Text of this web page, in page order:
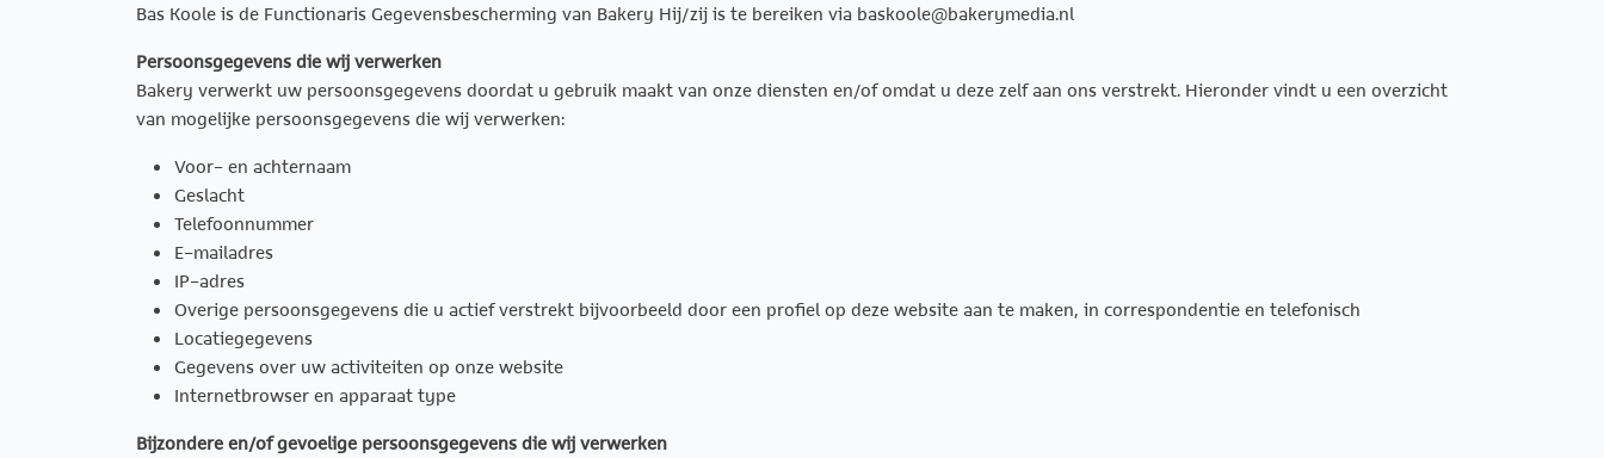
Bas Koole is de Functionaris Gegevensbescherming van Bakery Hij/zij is te bereiken via baskoole@bakerymedia.nl
Persoonsgegevens die wij verwerken
Bakery verwerkt uw persoonsgegevens doordat u gebruik maakt van onze diensten en/of omdat u deze zelf aan ons verstrekt. Hieronder vindt u een overzicht
van mogelijke persoonsgegevens die wij verwerken:
Voor- en achternaam
Geslacht
Telefoonnummer
E-mailadres
IP-adres
Overige persoonsgegevens die u actief verstrekt bijvoorbeeld door een profiel op deze website aan te maken, in correspondentie en telefonisch
Locatiegegevens
Gegevens over uw activiteiten op onze website
Internetbrowser en apparaat type
Bijzondere en/of gevoelige persoonsgegevens die wij verwerken